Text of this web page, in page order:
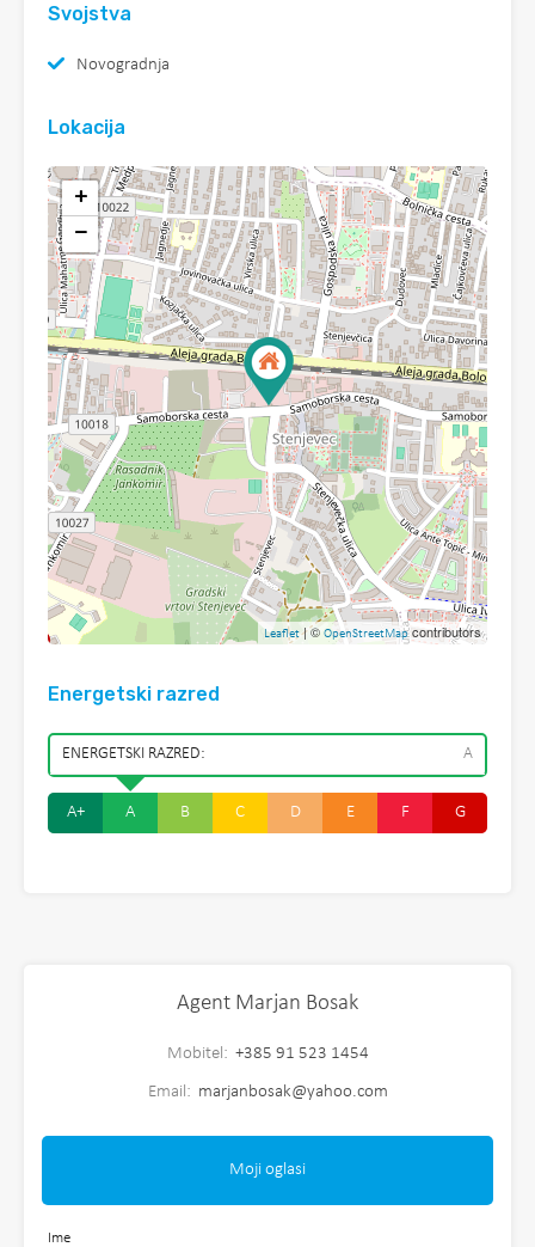
Svojstva
Novogradnja
Lokacija
+
−
Leaflet| © OpenStreetMapcontributors
Energetski razred
ENERGETSKI RAZRED: A
A+ A B C D E F G
Agent Marjan Bosak
Mobitel: +385 91 523 1454
Email: marjanbosak@yahoo.com
Moji oglasi
Ime